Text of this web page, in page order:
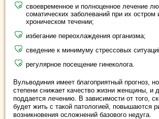
своевременное и полноценное лечение
соматических заболеваний при их остром
хроническом течении;
избегание переохлаждения организма;
сведение к минимуму стрессовых
регулярное посещение гинеколога.
Вульводиния имеет благоприятный прогноз,
степени снижает качество жизни женщины, и
поддается лечению. В зависимости от того,
будет жить с такой патологией, повышаются
возникновения осложнений базового недуга.